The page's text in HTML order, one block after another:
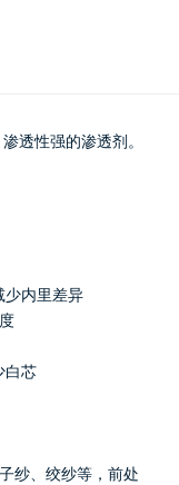
透性强的渗透剂。
透性能
少内里差异
白芯
纱、绞纱等，前处